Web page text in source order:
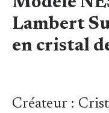
Lambert
en cristal
Créateur :